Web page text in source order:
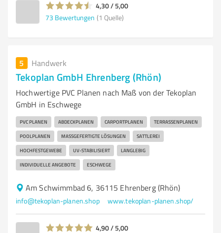
4,30 / 5,00
73 Bewertungen (1 Quelle)
5 Handwerk
Tekoplan GmbH Ehrenberg (Rhön)
Hochwertige PVC Planen nach Maß von der Tekoplan
GmbH in Eschwege
PVC PLANEN ABDECKPLANEN CARPORTPLANEN TERRASSENPLANEN
POOLPLANEN MASSGEFERTIGTE LÖSUNGEN SATTLEREI
HOCHFESTGEWEBE UV-STABILISIERT LANGLEBIG
INDIVIDUELLE ANGEBOTE ESCHWEGE
Am Schwimmbad 6, 36115 Ehrenberg (Rhön)
info@tekoplan-planen.shop www.tekoplan-planen.shop/
4,90 / 5,00